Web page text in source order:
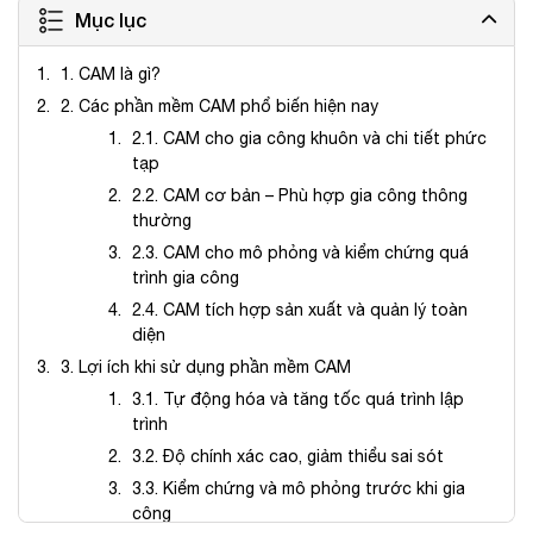
Mục lục
1. CAM là gì?
2. Các phần mềm CAM phổ biến hiện nay
2.1. CAM cho gia công khuôn và chi tiết phức
tạp
2.2. CAM cơ bản – Phù hợp gia công thông
thường
2.3. CAM cho mô phỏng và kiểm chứng quá
trình gia công
2.4. CAM tích hợp sản xuất và quản lý toàn
diện
3. Lợi ích khi sử dụng phần mềm CAM
3.1. Tự động hóa và tăng tốc quá trình lập
trình
3.2. Độ chính xác cao, giảm thiểu sai sót
3.3. Kiểm chứng và mô phỏng trước khi gia
công